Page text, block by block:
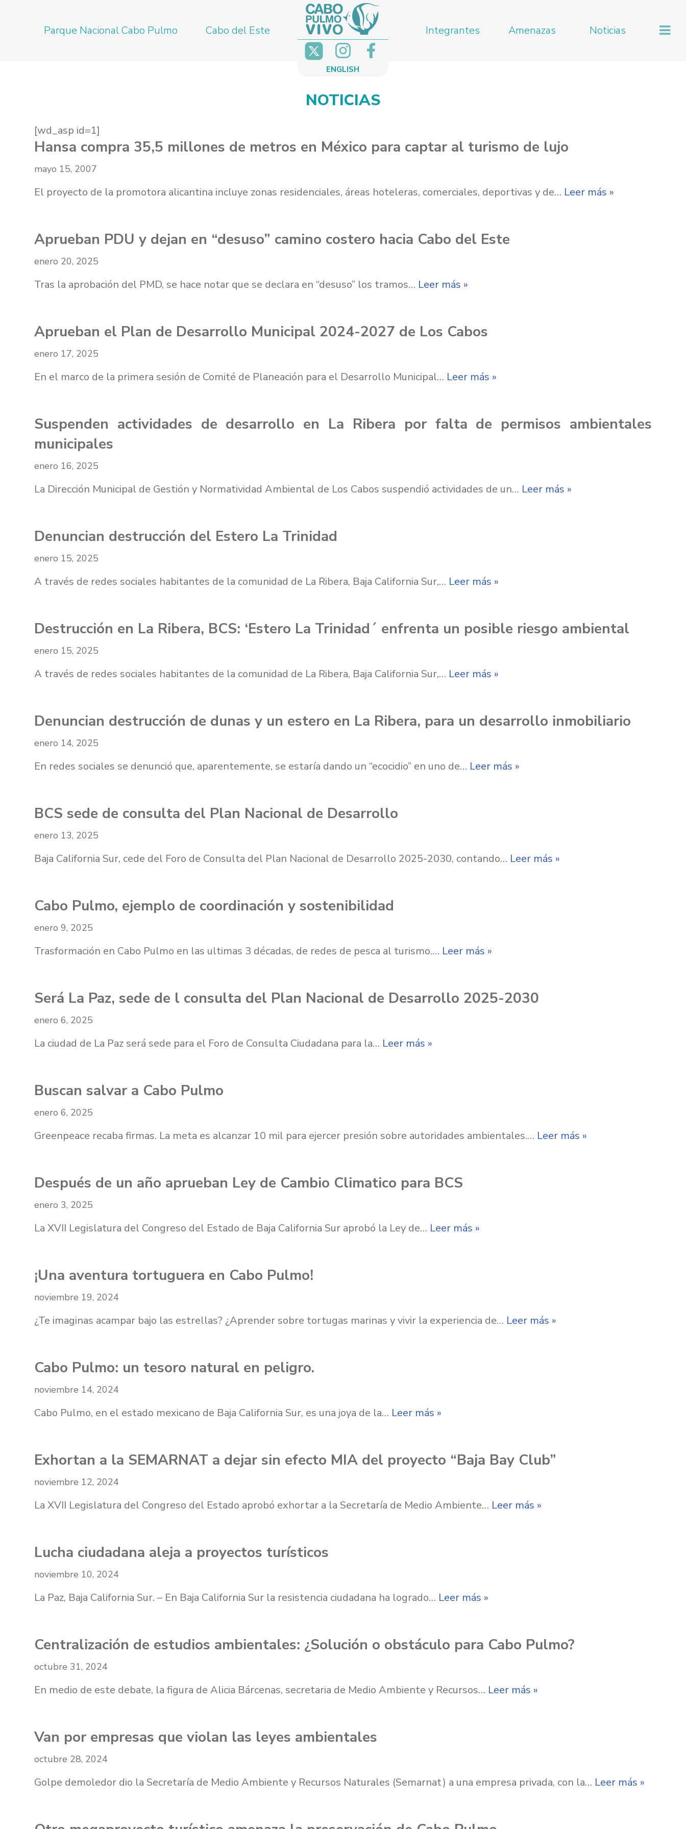
Amenazas
Cabo del Este
Parque Nacional Cabo Pulmo Noticias
Integrantes
ENGLISH
NOTICIAS
[wd_asp id=1]
Hansa compra 35,5 millones de metros en México para captar al turismo de lujo
mayo 15, 2007
El proyecto de la promotora alicantina incluye zonas residenciales, áreas hoteleras, comerciales, deportivas y de… Leer más »
Aprueban PDU y dejan en “desuso” camino costero hacia Cabo del Este
enero 20, 2025
Tras la aprobación del PMD, se hace notar que se declara en “desuso” los tramos… Leer más »
Aprueban el Plan de Desarrollo Municipal 2024-2027 de Los Cabos
enero 17, 2025
En el marco de la primera sesión de Comité de Planeación para el Desarrollo Municipal… Leer más »
Suspenden actividades de desarrollo en La Ribera por falta de permisos ambientales
municipales
enero 16, 2025
La Dirección Municipal de Gestión y Normatividad Ambiental de Los Cabos suspendió actividades de un… Leer más »
Denuncian destrucción del Estero La Trinidad
enero 15, 2025
A través de redes sociales habitantes de la comunidad de La Ribera, Baja California Sur,… Leer más »
Destrucción en La Ribera, BCS: ‘Estero La Trinidad´ enfrenta un posible riesgo ambiental
enero 15, 2025
A través de redes sociales habitantes de la comunidad de La Ribera, Baja California Sur,… Leer más »
Denuncian destrucción de dunas y un estero en La Ribera, para un desarrollo inmobiliario
enero 14, 2025
En redes sociales se denunció que, aparentemente, se estaría dando un “ecocidio” en uno de… Leer más »
BCS sede de consulta del Plan Nacional de Desarrollo
enero 13, 2025
Baja California Sur, cede del Foro de Consulta del Plan Nacional de Desarrollo 2025-2030, contando… Leer más »
Cabo Pulmo, ejemplo de coordinación y sostenibilidad
enero 9, 2025
Trasformación en Cabo Pulmo en las ultimas 3 décadas, de redes de pesca al turismo.… Leer más »
Será La Paz, sede de l consulta del Plan Nacional de Desarrollo 2025-2030
enero 6, 2025
La ciudad de La Paz será sede para el Foro de Consulta Ciudadana para la… Leer más »
Buscan salvar a Cabo Pulmo
enero 6, 2025
Greenpeace recaba firmas. La meta es alcanzar 10 mil para ejercer presión sobre autoridades ambientales.… Leer más »
Después de un año aprueban Ley de Cambio Climatico para BCS
enero 3, 2025
La XVII Legislatura del Congreso del Estado de Baja California Sur aprobó la Ley de… Leer más »
¡Una aventura tortuguera en Cabo Pulmo!
noviembre 19, 2024
¿Te imaginas acampar bajo las estrellas? ¿Aprender sobre tortugas marinas y vivir la experiencia de… Leer más »
Cabo Pulmo: un tesoro natural en peligro.
noviembre 14, 2024
Cabo Pulmo, en el estado mexicano de Baja California Sur, es una joya de la… Leer más »
Exhortan a la SEMARNAT a dejar sin efecto MIA del proyecto “Baja Bay Club”
noviembre 12, 2024
La XVII Legislatura del Congreso del Estado aprobó exhortar a la Secretaría de Medio Ambiente… Leer más »
Lucha ciudadana aleja a proyectos turísticos
noviembre 10, 2024
La Paz, Baja California Sur. – En Baja California Sur la resistencia ciudadana ha logrado… Leer más »
Centralización de estudios ambientales: ¿Solución o obstáculo para Cabo Pulmo?
octubre 31, 2024
En medio de este debate, la figura de Alicia Bárcenas, secretaria de Medio Ambiente y Recursos… Leer más »
Van por empresas que violan las leyes ambientales
octubre 28, 2024
Golpe demoledor dio la Secretaría de Medio Ambiente y Recursos Naturales (Semarnat) a una empresa privada, con la… Leer más »